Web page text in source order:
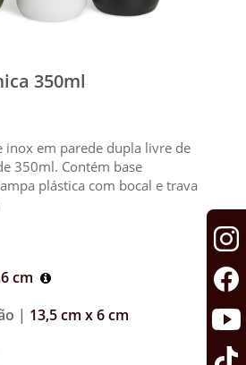
350ml
inox em parede dupla livre de
350ml. Contém base
plástica com bocal e trava
cm
| 13,5 cm x 6 cm